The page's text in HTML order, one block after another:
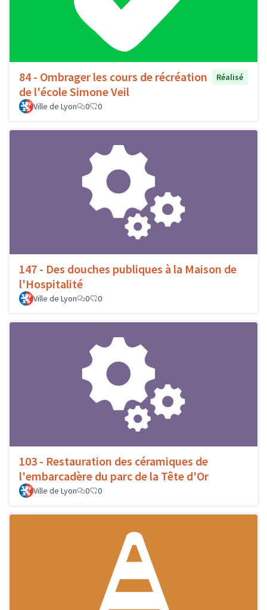
84 - Ombrager les cours de récréation
de l'école Simone Veil
Réalisé
Ville de Lyon 0 0
147 - Des douches publiques à la Maison de
l'Hospitalité
Ville de Lyon 0 0
103 - Restauration des céramiques de
l'embarcadère du parc de la Tête d'Or
Ville de Lyon 0 0